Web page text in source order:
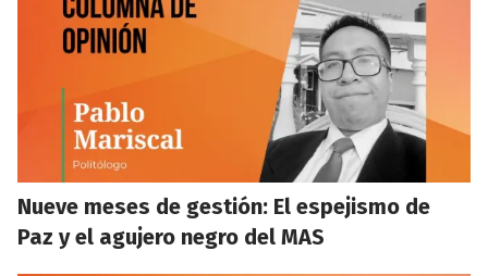
Nueve meses de gestión: El espejismo de
Paz y el agujero negro del MAS